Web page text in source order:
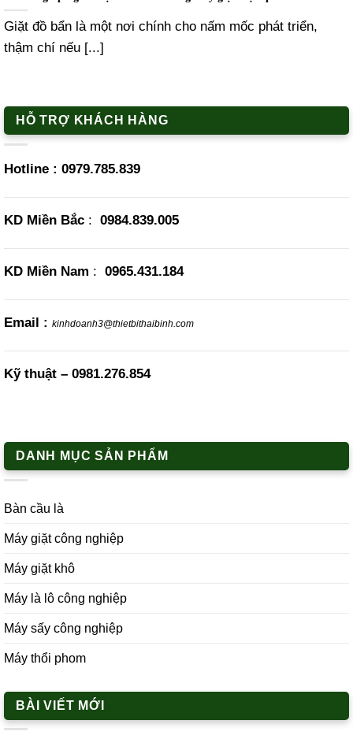
Giặt đồ bẩn là một nơi chính cho nấm mốc phát triển,
thậm chí nếu [...]
HỖ TRỢ KHÁCH HÀNG
Hotline : 0979.785.839
KD Miền Bắc : 0984.839.005
KD Miền Nam : 0965.431.184
Email : kinhdoanh3@thietbithaibinh.com
Kỹ thuật – 0981.276.854
DANH MỤC SẢN PHẨM
Bàn cầu là
Máy giặt công nghiệp
Máy giặt khô
Máy là lô công nghiệp
Máy sấy công nghiệp
Máy thổi phom
BÀI VIẾT MỚI